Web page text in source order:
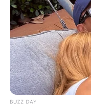
Sosial
məcburi olacaq
99
BUZZ DAY